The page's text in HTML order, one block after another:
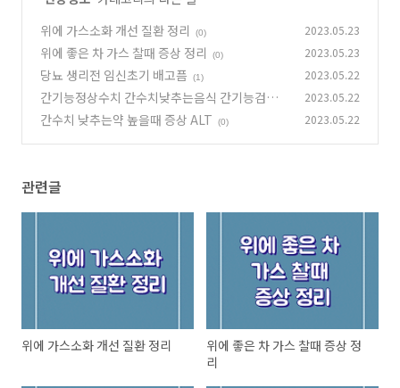
위에 가스소화 개선 질환 정리
(0) 2023.05.23
위에 좋은 차 가스 찰때 증상 정리 (0) 2023.05.23
당뇨 생리전 임신초기 배고픔 (1) 2023.05.22
간기능정상수치 간수치낮추는음식 간기능검사 A
ST (0)
2023.05.22
간수치 낮추는약 높을때 증상 ALT (0) 2023.05.22
관련글
위에 가스소화 개선 질환 정리
위에 좋은 차 가스 찰때 증상 정
리